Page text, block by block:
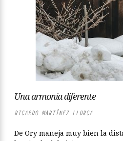
Una armonía diferente
RICARDO MARTÍNEZ LLORCA
De Ory maneja muy bien la